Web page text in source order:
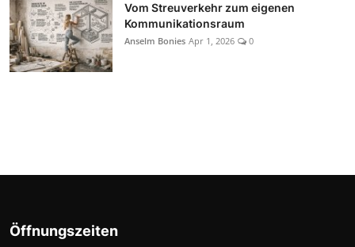
Vom Streuverkehr zum eigenen
Kommunikationsraum
Anselm Bonies Apr 1, 2026 0
Öffnungszeiten